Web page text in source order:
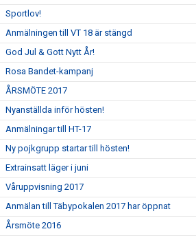
Sportlov!
Anmälningen till VT 18 är stängd
God Jul & Gott Nytt År!
Rosa Bandet-kampanj
ÅRSMÖTE 2017
Nyanställda inför hösten!
Anmälningar till HT-17
Ny pojkgrupp startar till hösten!
Extrainsatt läger i juni
Våruppvisning 2017
Anmälan till Täbypokalen 2017 har öppnat
Årsmöte 2016